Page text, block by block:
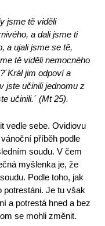
jsme tě viděli
a dali jsme ti
a ujali jsme se tě,
tě viděli nemocného
jim odpoví a
jste učinili jednomu z
učinili.´ (Mt 25).
vedle sebe. Ovidiovu
příběh podle
soudu. V čem
myšlenka je, že
Podle toho, jak
potrestáni. Je tu však
a potrestá hned a bez
se mohli změnit.